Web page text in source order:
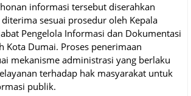
informasi tersebut diserahkan
sesuai prosedur oleh Kepala
Pengelola Informasi dan Dokumentasi
Kota Dumai. Proses penerimaan
mekanisme administrasi yang berlaku
terhadap hak masyarakat untuk
publik.